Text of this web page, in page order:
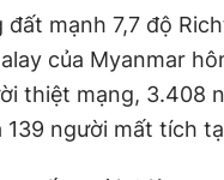
đất mạnh 7,7 độ
của Myanmar
thiệt mạng, 3.408
139 người mất tích